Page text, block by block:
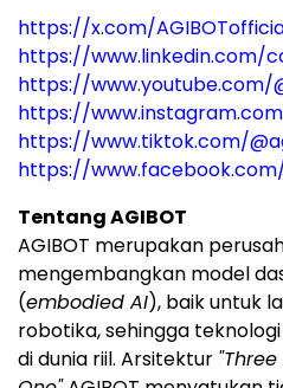
https://x.com/
https://www.linkedin.com/
https://www.youtube.com/
https://
https://www.tiktok.com/
https://
Tentang AGIBOT
AGIBOT merupakan
mengembangkan model
(embodied AI), baik untuk
robotika, sehingga
di dunia riil. Arsitektur